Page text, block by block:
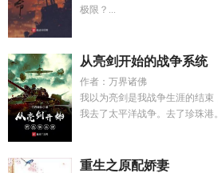
极限？...
从亮剑开始的战争系统
作者：万界诸佛
我以为亮剑是我战争生涯的结束
我去了太平洋战争。去了珍珠港
重生之原配娇妻